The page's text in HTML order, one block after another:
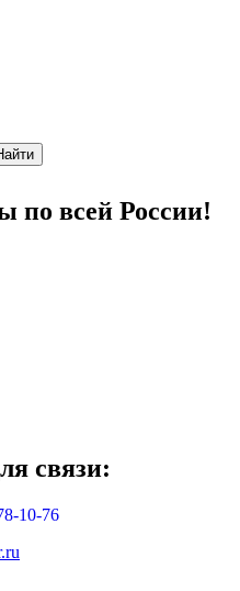
по всей России!
связи:
10-76